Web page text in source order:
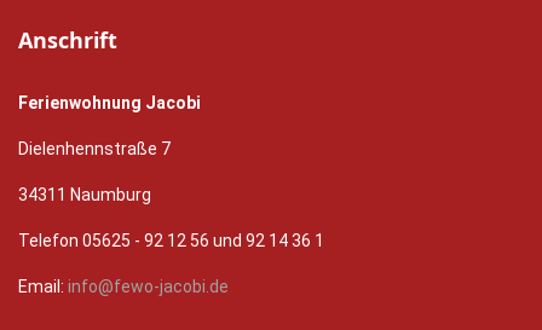
Anschrift
Ferienwohnung Jacobi
Dielenhennstraße 7
34311 Naumburg
Telefon 05625 - 92 12 56 und 92 14 36 1
Email: info@fewo-jacobi.de